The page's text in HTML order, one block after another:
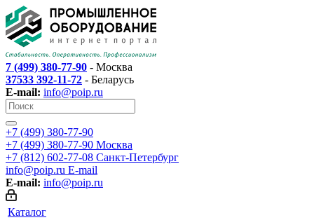
7 (499) 380-77-90 - Москва
37533 392-11-72 - Беларусь
E-mail: info@poip.ru
+7 (499) 380-77-90
+7 (499) 380-77-90 Москва
+7 (812) 602-77-08 Санкт-Петербург
info@poip.ru E-mail
E-mail: info@poip.ru
Каталог